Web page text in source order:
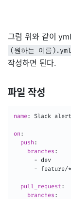
그럼 위와 같이
(원하는 이름).yml
작성하면 된다.
파일 작성
name: Slack
on :
push :
branches :
- dev
- feature/*
pull_request :
branches :